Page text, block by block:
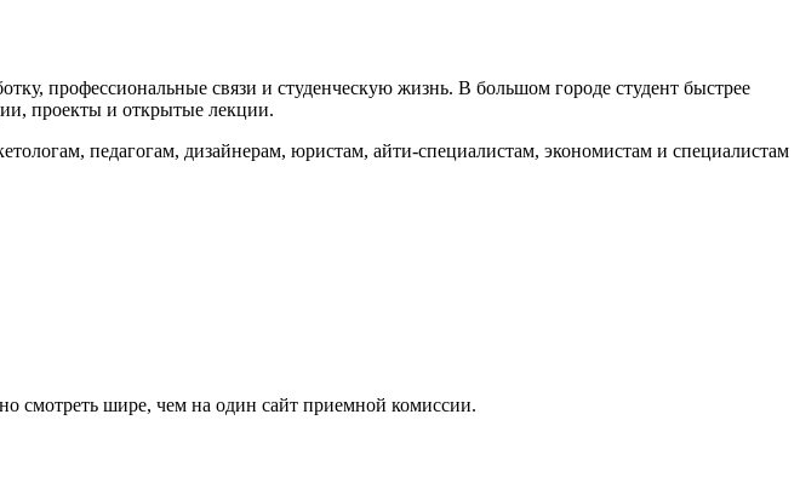
профессиональные связи и студенческую жизнь. В большом городе студент быстрее
проекты и открытые лекции.
педагогам, дизайнерам, юристам, айти-специалистам, экономистам и специалистам
смотреть шире, чем на один сайт приемной комиссии.